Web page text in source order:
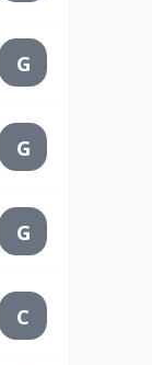
G
G
G
C